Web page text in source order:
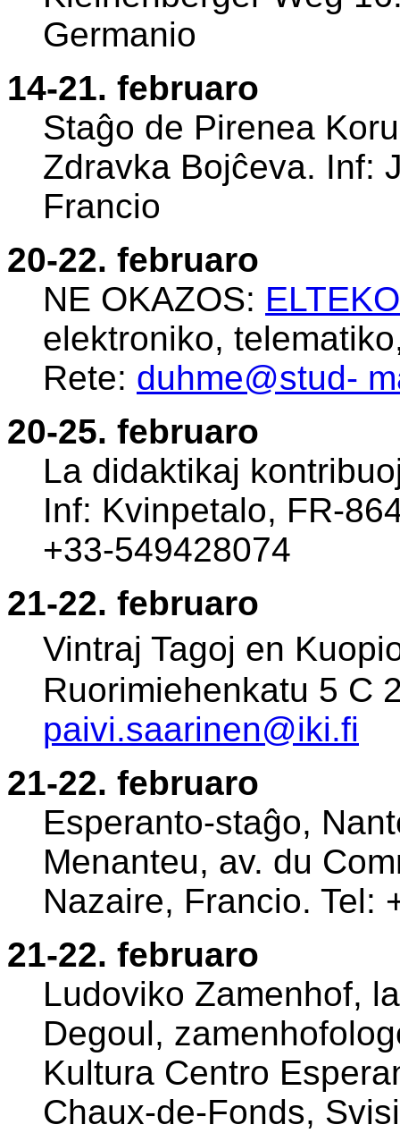
Germanio
14-21. februaro
Staĝo de Pirenea
Zdravka Bojĉeva. Inf:
Francio
20-22. februaro
NE OKAZOS:
elektroniko,
Rete: duhme@stud-
20-25. februaro
La didaktikaj
Inf: Kvinpetalo, FR-
+33-549428074
21-22. februaro
Vintraj Tagoj en
Ruorimiehenkatu 5 C
paivi.saarinen@iki.fi
21-22. februaro
Esperanto-staĝo,
Menanteu, av. du
Nazaire, Francio. Tel:
21-22. februaro
Ludoviko Zamenhof,
Degoul,
Kultura Centro
Chaux-de-Fonds,